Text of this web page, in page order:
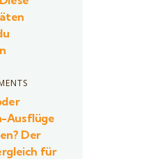
Ausflüge
Der
für